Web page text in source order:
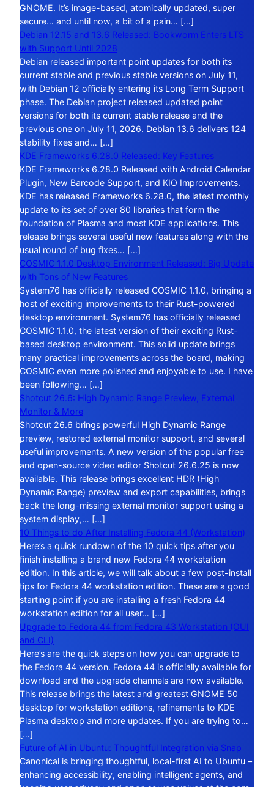
GNOME. It’s image-based, atomically updated, super
secure… and until now, a bit of a pain… […]
Debian 12.15 and 13.6 Released: Bookworm Enters LTS
with Support Until 2028
Debian released important point updates for both its
current stable and previous stable versions on July 11,
with Debian 12 officially entering its Long Term Support
phase. The Debian project released updated point
versions for both its current stable release and the
previous one on July 11, 2026. Debian 13.6 delivers 124
stability fixes and… […]
KDE Frameworks 6.28.0 Released: Key Features
KDE Frameworks 6.28.0 Released with Android Calendar
Plugin, New Barcode Support, and KIO Improvements.
KDE has released Frameworks 6.28.0, the latest monthly
update to its set of over 80 libraries that form the
foundation of Plasma and most KDE applications. This
release brings several useful new features along with the
usual round of bug fixes… […]
COSMIC 1.1.0 Desktop Environment Released: Big Update
with Tons of New Features
System76 has officially released COSMIC 1.1.0, bringing a
host of exciting improvements to their Rust-powered
desktop environment. System76 has officially released
COSMIC 1.1.0, the latest version of their exciting Rust-
based desktop environment. This solid update brings
many practical improvements across the board, making
COSMIC even more polished and enjoyable to use. I have
been following… […]
Shotcut 26.6: High Dynamic Range Preview, External
Monitor & More
Shotcut 26.6 brings powerful High Dynamic Range
preview, restored external monitor support, and several
useful improvements. A new version of the popular free
and open-source video editor Shotcut 26.6.25 is now
available. This release brings excellent HDR (High
Dynamic Range) preview and export capabilities, brings
back the long-missing external monitor support using a
system display,… […]
10 Things to do After Installing Fedora 44 (Workstation)
Here’s a quick rundown of the 10 quick tips after you
finish installing a brand new Fedora 44 workstation
edition. In this article, we will talk about a few post-install
tips for Fedora 44 workstation edition. These are a good
starting point if you are installing a fresh Fedora 44
workstation edition for all user… […]
Upgrade to Fedora 44 from Fedora 43 Workstation (GUI
and CLI)
Here’s are the quick steps on how you can upgrade to
the Fedora 44 version. Fedora 44 is officially available for
download and the upgrade channels are now available.
This release brings the latest and greatest GNOME 50
desktop for workstation editions, refinements to KDE
Plasma desktop and more updates. If you are trying to…
[…]
Future of AI in Ubuntu: Thoughtful Integration via Snap
Canonical is bringing thoughtful, local-first AI to Ubuntu –
enhancing accessibility, enabling intelligent agents, and